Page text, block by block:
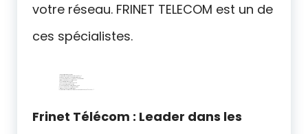
votre réseau. FRINET TELECOM est un de
ces spécialistes.
Frinet Télécom : Leader dans les